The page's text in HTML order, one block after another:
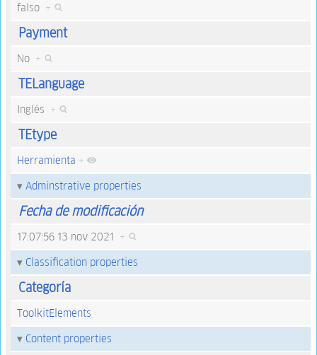
falso +
Payment
No +
TELanguage
Inglés +
TEtype
Herramienta +
Adminstrative properties
Fecha de modificación
17:07:56 13 nov 2021 +
Classification properties
Categoría
ToolkitElements
Content properties